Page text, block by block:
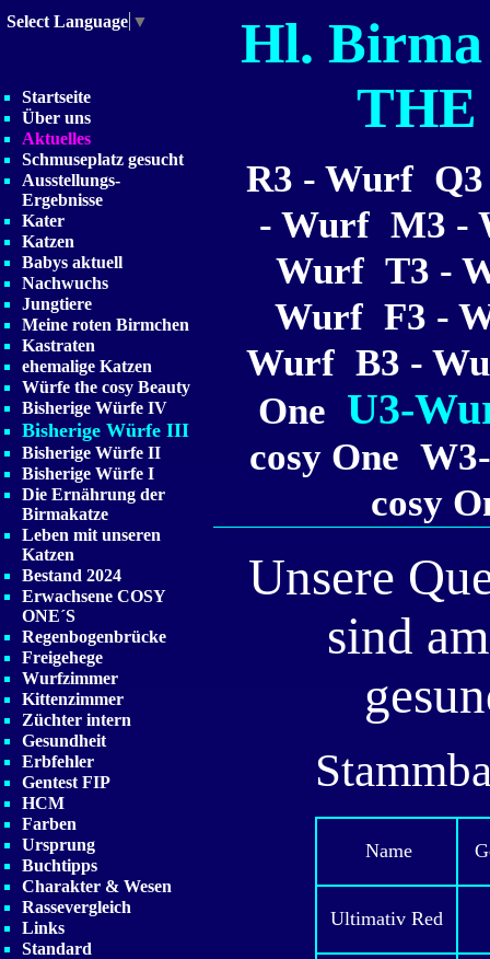
Startseite
Über uns
Aktuelles
Schmuseplatz gesucht
Ausstellungs-
Ergebnisse
Kater
Katzen
Babys aktuell
Nachwuchs
Jungtiere
Meine roten Birmchen
Kastraten
ehemalige Katzen
Würfe the cosy Beauty
Bisherige Würfe IV
Bisherige Würfe III
Bisherige Würfe II
Bisherige Würfe I
Die Ernährung der
Birmakatze
Leben mit unseren
Katzen
Bestand 2024
Erwachsene COSY
ONE´S
Regenbogenbrücke
Freigehege
Wurfzimmer
Kittenzimmer
Züchter intern
Gesundheit
Erbfehler
Gentest FIP
HCM
Farben
Ursprung
Buchtipps
Charakter & Wesen
Rassevergleich
Links
Standard
Hl.
THE
Select Language ▼
R3 - Wurf
- Wurf M3 -
Wurf T3 -
Wurf F3 -
Wurf B3 -
One U3-
cosy One
cosy
Unsere
sind
Name
Ultimativ Red